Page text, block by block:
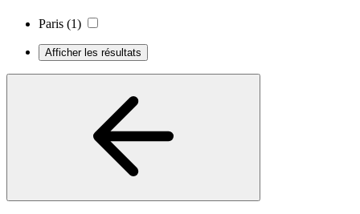
Paris (1)
Afficher les résultats